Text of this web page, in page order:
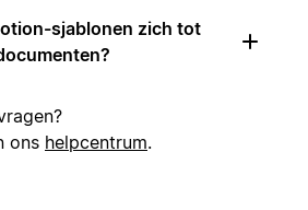
sjablonen zich tot
ons helpcentrum.